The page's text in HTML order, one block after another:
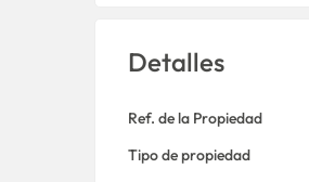
Detalles
Ref. de la Propiedad
Tipo de propiedad